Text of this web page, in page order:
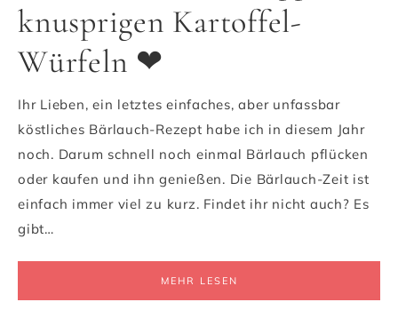
knusprigen Kartoffel-
Würfeln ❤
Ihr Lieben, ein letztes einfaches, aber unfassbar
köstliches Bärlauch-Rezept habe ich in diesem Jahr
noch. Darum schnell noch einmal Bärlauch pflücken
oder kaufen und ihn genießen. Die Bärlauch-Zeit ist
einfach immer viel zu kurz. Findet ihr nicht auch? Es
gibt…
MEHR LESEN